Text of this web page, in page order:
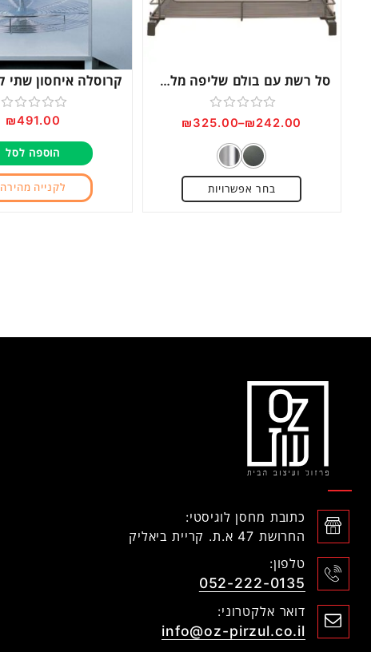
סל רשת עם בולם שליפה מלאה, מתאים להתקנה עם/ללא הרחקה דגם 109F
דורג
מתוך
5
₪242.00
–
₪325.00
בחר אפשרויות
דורג
0
5
₪491.00
הוספה לסל
לקנייה מהירה
כתובת מחסן לוגיסטי:
החרושת 47 א.ת. קריית ביאליק
טלפון:
052-222-0135
דואר אלקטרוני:
info@oz-pirzul.co.il